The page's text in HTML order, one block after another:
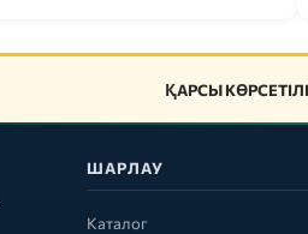
ҚАРСЫ
ШАРЛАУ
Каталог